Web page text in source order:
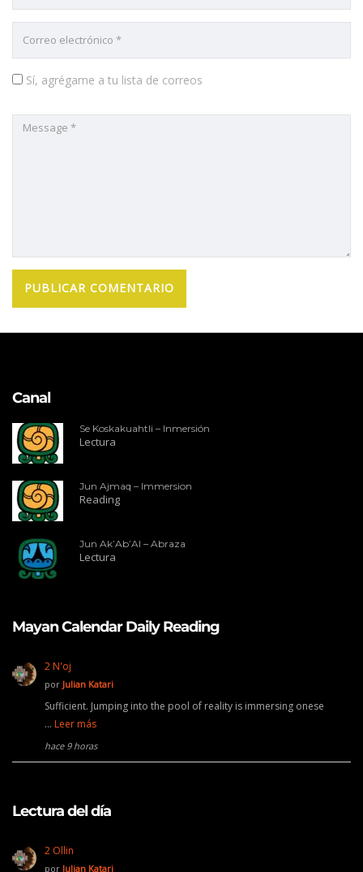
Sí, agrégame a tu lista de correos
Canal
Se Koskakuahtli – Inmersión
Lectura
Jun Ajmaq – Immersion
Reading
Jun Ak’Ab’Al – Abraza
Lectura
Mayan Calendar Daily Reading
2 N'oj
por Julian Katari
Sufficient. Jumping into the pool of reality is immersing onese
… Leer más
hace 9 horas
Lectura del día
2 Ollin
por Julian Katari